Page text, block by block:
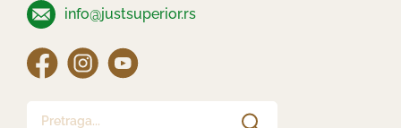
info@justsuperior.rs
Pretraga...